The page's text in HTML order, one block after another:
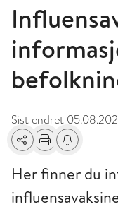
Sist endret
Del Skriv utFå varsel om
Her finner du